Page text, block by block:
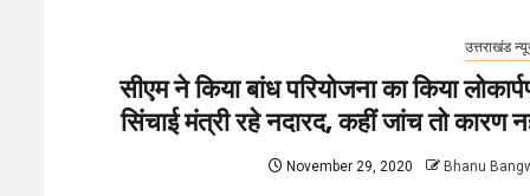
उत्तराखंड
सीएम ने किया बांध परियोजना का किया
सिंचाई मंत्री रहे नदारद, कहीं जांच तो कारण
November 29, 2020 Bhanu